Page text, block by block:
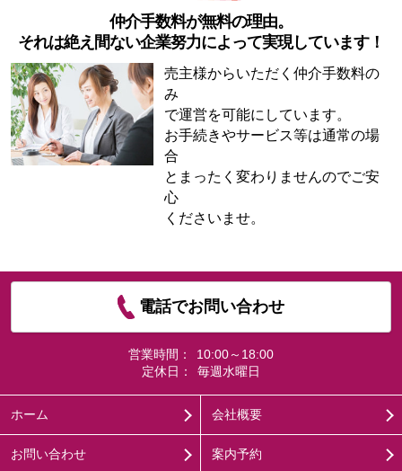
仲介手数料が無料の理由。
それは絶え間ない企業努力によって実現しています！
売主様からいただく仲介手数料の
み
で運営を可能にしています。
お手続きやサービス等は通常の場
合
とまったく変わりませんのでご安
心
くださいませ。
電話でお問い合わせ
営業時間：
10:00～18:00
定休日：
毎週水曜日
ホーム 会社概要
お問い合わせ 案内予約